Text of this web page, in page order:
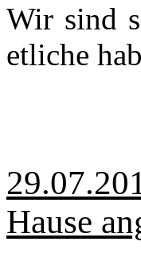
Wir sind
etliche
Hause